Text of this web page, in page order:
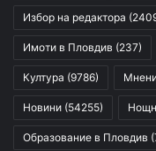
Избор на редактора
Имоти в Пловдив (237)
Култура (9786)
Новини (54255)
Образование в Пловдив